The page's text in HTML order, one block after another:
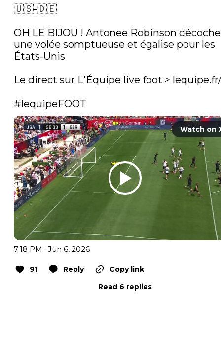
🇺🇸-🇩🇪
OH LE BIJOU ! Antonee Robinson décoche
une volée somptueuse et égalise pour les
États-Unis
Le direct sur L'Équipe live foot >
#lequipeFOOT
Watch on
7:18 PM · Jun 6, 2026
91 Reply
Copy link
Read 6 replies